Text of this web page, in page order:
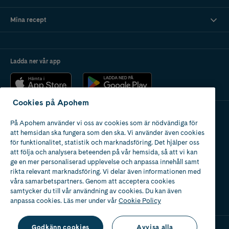
När används aminosyror?
Mina recept
Ladda ner vår app
Apotek med tillstånd
av Läkemedelsverket
2024
Cookies på Apohem
På Apohem använder vi oss av cookies som är nödvändiga för
att hemsidan ska fungera som den ska. Vi använder även cookies
för funktionalitet, statistik och marknadsföring. Det hjälper oss
att följa och analysera beteenden på vår hemsida, så att vi kan
ge en mer personaliserad upplevelse och anpassa innehåll samt
rikta relevant marknadsföring. Vi delar även informationen med
våra samarbetspartners. Genom att acceptera cookies
samtycker du till vår användning av cookies. Du kan även
anpassa cookies. Läs mer under vårCookie Policy
Godkänn cookies Avvisa alla